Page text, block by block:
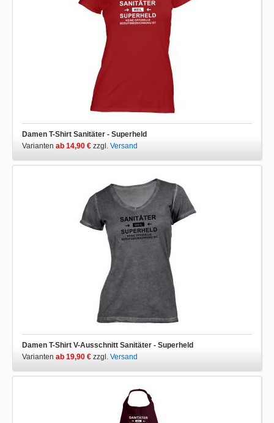
Damen T-Shirt Sanitäter - Superheld
Varianten ab 14,90 € zzgl. Versand
Damen T-Shirt V-Ausschnitt Sanitäter - Superheld
Varianten ab 19,90 € zzgl. Versand